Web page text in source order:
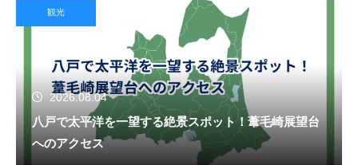
観光
2026.08.04
八戸で太平洋を一望する絶景スポット！葦毛崎展望台
へのアクセス